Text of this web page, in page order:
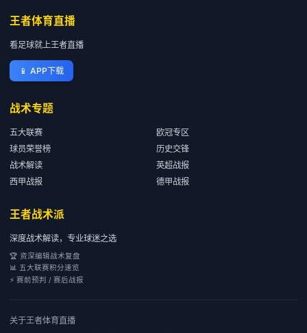
王者体育直播
看足球就上王者直播
📱 APP下载
战术专题
五大联赛
欧冠专区
球员荣誉榜
历史交锋
战术解读
英超战报
西甲战报
德甲战报
王者战术派
深度战术解读，专业球迷之选
🏆 资深编辑战术复盘
📊 五大联赛积分速览
⚡ 赛前预判 / 赛后战报
关于王者体育直播